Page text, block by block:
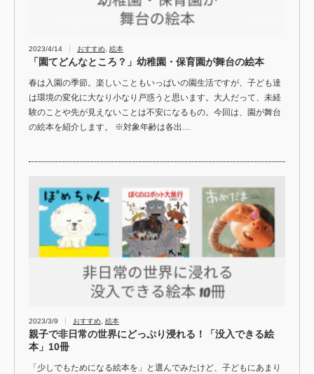
2023/4/14 おすすめ, 絵本
「園てどんなところ？」幼稚園・保育園が舞台の絵本
春は入園の季節。楽しいこともいっぱいの園生活ですが、子ども達
は環境の変化に大なり小なり戸惑うと思います。大人だって、未経
験のことや先が見えないことは不安になるもの。今回は、園が舞台
の絵本を紹介します。 ※対象年齢は各出…
2023/3/9 おすすめ 絵本
親子で非日常の世界にどっぷり浸れる！「没入できる絵
本」10冊
「少しでもためになる絵本を」と選んでみたけど、子どもにあまり